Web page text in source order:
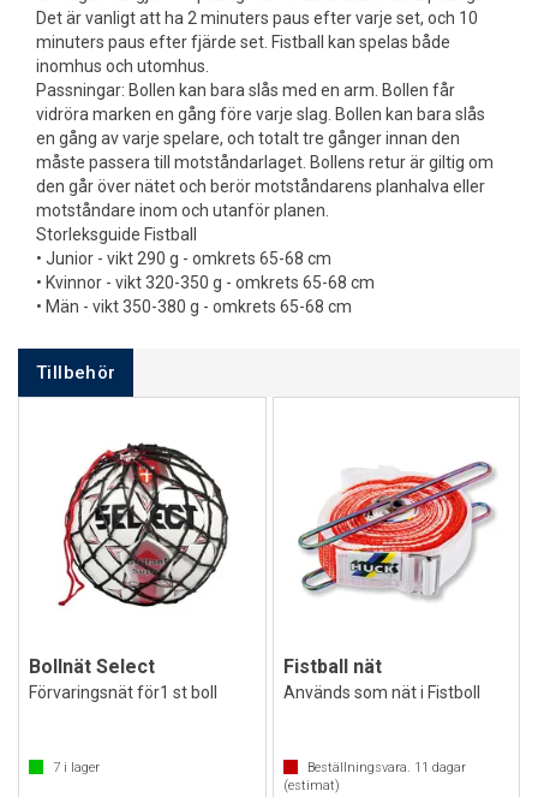
Det är vanligt att ha 2 minuters paus efter varje set, och 10
minuters paus efter fjärde set. Fistball kan spelas både
inomhus och utomhus.
Passningar: Bollen kan bara slås med en arm. Bollen får
vidröra marken en gång före varje slag. Bollen kan bara slås
en gång av varje spelare, och totalt tre gånger innan den
måste passera till motståndarlaget. Bollens retur är giltig om
den går över nätet och berör motståndarens planhalva eller
motståndare inom och utanför planen.
Storleksguide Fistball
• Junior - vikt 290 g - omkrets 65-68 cm
• Kvinnor - vikt 320-350 g - omkrets 65-68 cm
• Män - vikt 350-380 g - omkrets 65-68 cm
Tillbehör
Bollnät Select
Förvaringsnät för1 st boll
7 i lager
Fistball nät
Används som nät i Fistboll
Beställningsvara. 11 dagar
(estimat)